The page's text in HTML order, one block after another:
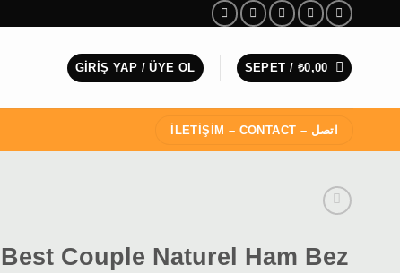
GIRIŞ YAP / ÜYE OL SEPET / ₺0,00
İLETİŞİM – CONTACT – اتصل
Best Couple Naturel Ham Bez